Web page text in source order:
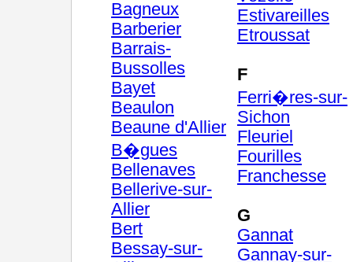
Bagneux
Barberier
Barrais-
Bussolles
Bayet
Beaulon
Beaune d'Allier
B�gues
Bellenaves
Bellerive-sur-
Allier
Bert
Bessay-sur-
Estivareilles
Etroussat
F
Ferri�res-sur-
Sichon
Fleuriel
Fourilles
Franchesse
G
Gannat
Gannay-sur-